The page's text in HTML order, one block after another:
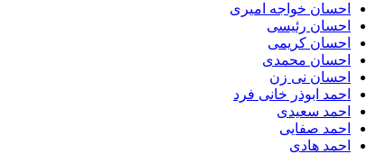
احسان خواجه امیری
احسان رئیسی
احسان کریمی
احسان محمدی
احسان نی زن
احمد ابوذر خانی فرد
احمد سعیدی
احمد صفایی
احمد هادی